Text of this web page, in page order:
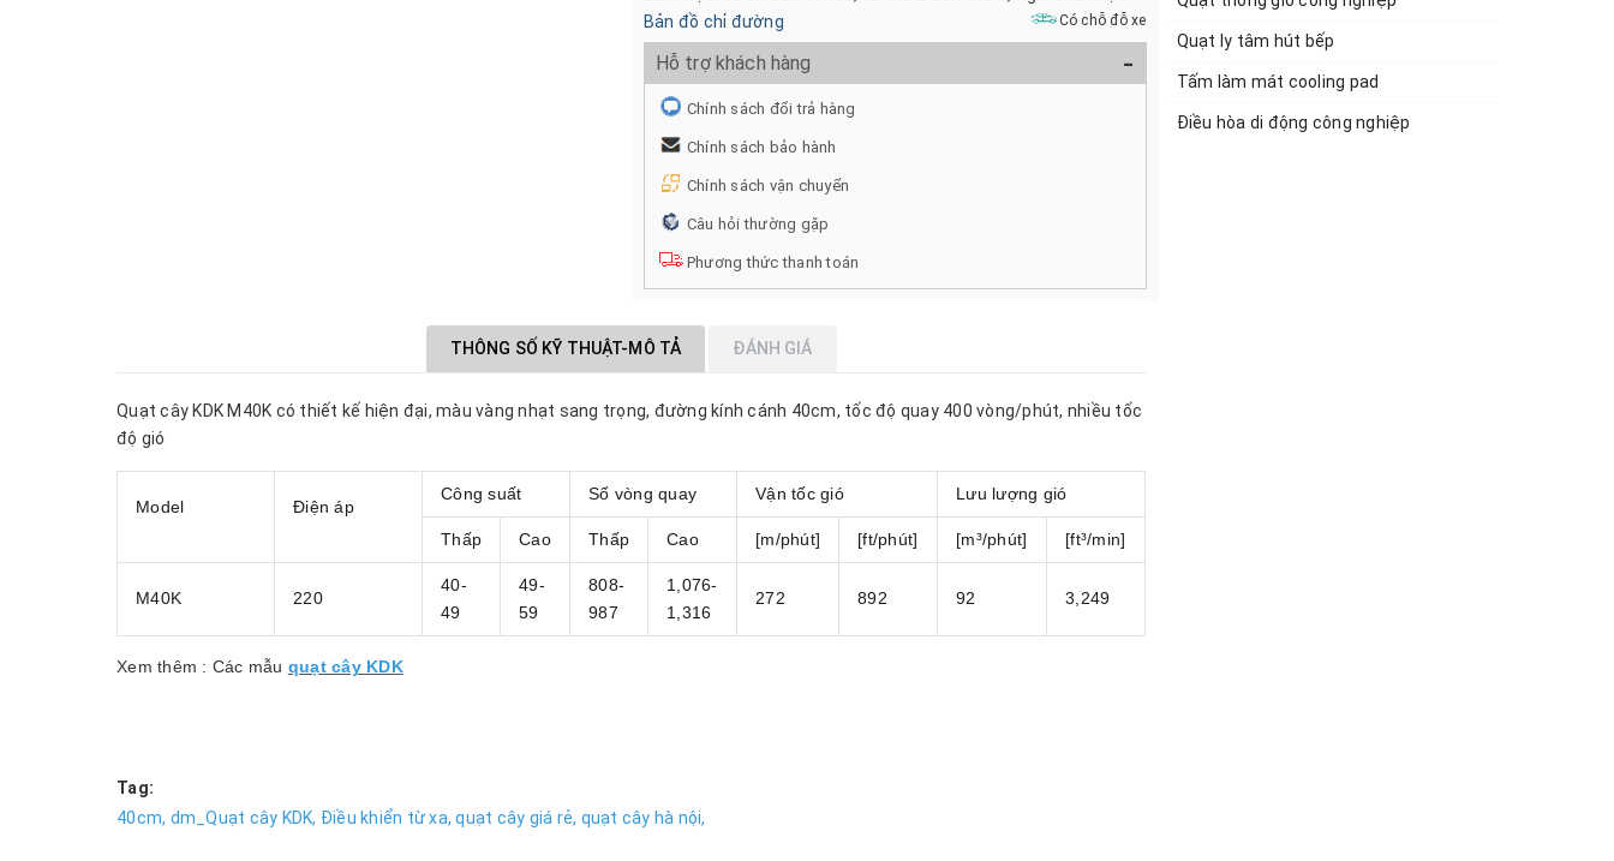
Bản đồ chỉ đường
Có chỗ đỗ xe
Hỗ trợ khách hàng -
Chính sách đổi trả hàng
Chính sách bảo hành
Chính sách vận chuyển
Câu hỏi thường gặp
Phương thức thanh toán
THÔNG SỐ KỸ THUẬT-MÔ TẢ ĐÁNH GIÁ
Quạt cây KDK M40K có thiết kế hiện đại, màu vàng nhạt sang trọng, đường kính cánh 40cm, tốc độ quay 400 vòng/phút, nhiều tốc
độ gió
Model Điện áp
Công suất Số vòng quay Vận tốc gió Lưu lượng gió
Thấp Cao Thấp Cao [m/phút] [ft/phút] [m³/phút] [ft³/min]
M40K 220
40-
49
49-
59
808-
987
1,076-
1,316
272 892 92 3,249
Xem thêm : Các mẫu quạt cây KDK
Quạt ly tâm hút bếp
Tấm làm mát cooling pad
Điều hòa di động công nghiệp
Tag:
40cm, dm_Quạt cây KDK, Điều khiển từ xa, quạt cây giá rẻ, quạt cây hà nội,